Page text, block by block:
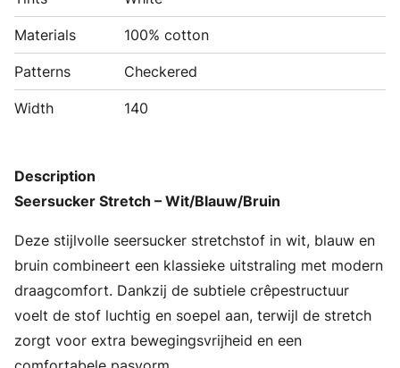
Materials 100% cotton
Patterns Checkered
Width 140
Description
Seersucker Stretch – Wit/Blauw/Bruin
Deze stijlvolle seersucker stretchstof in wit, blauw en
bruin combineert een klassieke uitstraling met modern
draagcomfort. Dankzij de subtiele crêpestructuur
voelt de stof luchtig en soepel aan, terwijl de stretch
zorgt voor extra bewegingsvrijheid en een